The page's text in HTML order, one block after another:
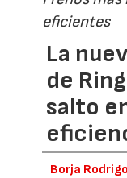
eficientes
La
de
salto
Borja